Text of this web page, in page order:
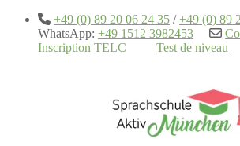
+49 (0) 89 20 06 24 35 /+49 (0) 89
WhatsApp: +49 1512 3982453
Inscription TELC
Test de niveau